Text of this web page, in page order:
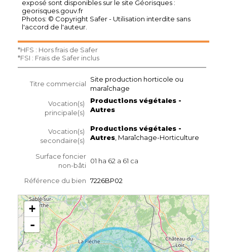
exposé sont disponibles sur le site Géorisques :
georisques.gouv.fr
Photos: © Copyright Safer - Utilisation interdite sans
l'accord de l'auteur.
*HFS : Hors frais de Safer
*FSI : Frais de Safer inclus
Titre commercial
Site production horticole ou
maraîchage
Vocation(s)
principale(s)
Productions végétales -
Autres
Vocation(s)
secondaire(s)
Productions végétales -
Autres , Maraîchage-Horticulture
Surface foncier
non-bâti
01 ha 62 a 61 ca
Référence du bien 7226BP02
+
-